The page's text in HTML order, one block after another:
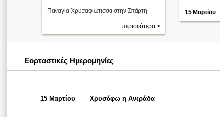
15 Μαρτίου
Παναγία Χρυσαφιώτισσα στην Σπάρτη
περισσότερα >
Εορταστικές Ημερομηνίες
15 Μαρτίου Χρυσάφω η Ανεράδα